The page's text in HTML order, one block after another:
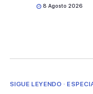
8 Agosto 2026
SIGUE LEYENDO ·